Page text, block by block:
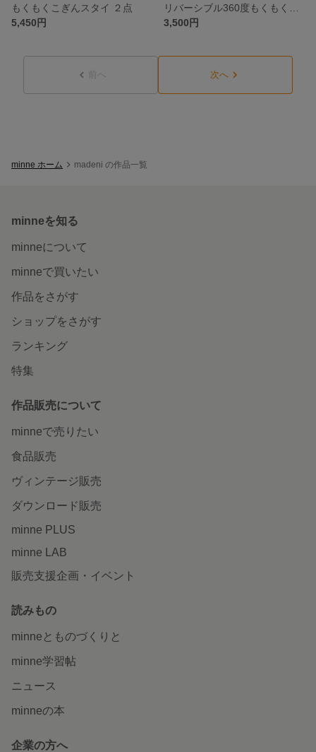
もくもくこぎんスタイ ２点
5,450円
3,500円
前へ 次へ
minne ホーム madeni の作品一覧
minneを知る
minneについて
minneで買いたい
作品をさがす
ショップをさがす
ランキング
特集
作品販売について
minneで売りたい
食品販売
ヴィンテージ販売
ダウンロード販売
minne PLUS
minne LAB
販売支援企画・イベント
読みもの
minneとものづくりと
minne学習帖
ニュース
minneの本
企業の方へ